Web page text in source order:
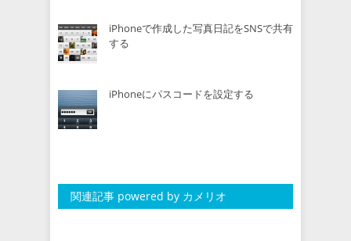
iPhoneで作成した写真日記をSNSで共有
する
iPhoneにパスコードを設定する
関連記事 powered by カメリオ